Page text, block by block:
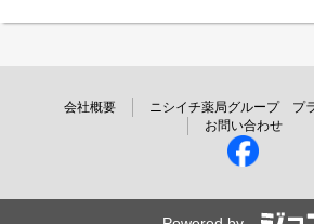
会社概要
ニシイチ薬局グループ プ
お問い合わせ